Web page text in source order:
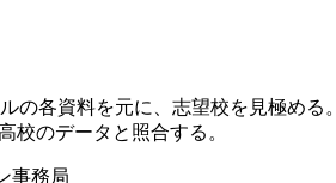
の各資料を元に、志望校を見極める。
のデータと照合する。
事務局